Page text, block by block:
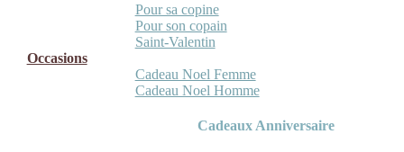
Pour sa copine
Pour son copain
Saint-Valentin
Occasions
Cadeau Noel Femme
Cadeau Noel Homme
Cadeaux Anniversaire